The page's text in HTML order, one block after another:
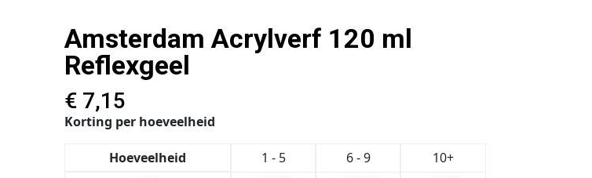
Amsterdam Acrylverf 120 ml
Reflexgeel
€ 7,15
Korting per hoeveelheid
Hoeveelheid 1 - 5 6 - 9
10+